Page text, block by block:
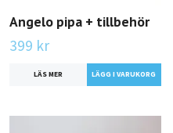
Angelo pipa + tillbehör
399 kr
LÄS MER